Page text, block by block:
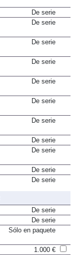
De serie
De serie
De serie
De serie
De serie